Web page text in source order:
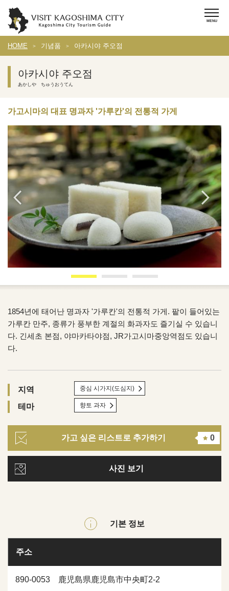
HOME 기념품 아카시야 주오점
아카시야 주오점
あかしや ちゅうおうてん
가고시마의 대표 명과자 '가루칸'의 전통적 가게
1854년에 태어난 명과자 '가루칸'의 전통적 가게. 팥이 들어있는
가루칸 만주, 종류가 풍부한 계절의 화과자도 즐기실 수 있습니
다. 긴세초 본점, 야마카타야점, JR가고시마중앙역점도 있습니
다.
지역 중심 시가지(도심지)
테마 향토 과자
가고 싶은 리스트로 추가하기 0
사진 보기
기본 정보
주소
890-0053 鹿児島県鹿児島市中央町2-2